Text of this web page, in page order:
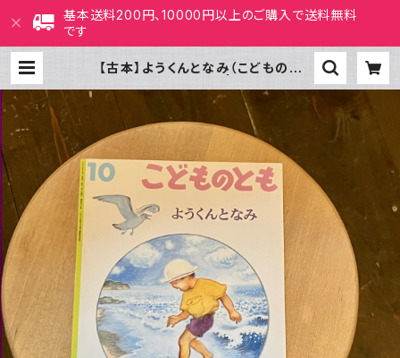
基本送料200円、10000円以上のご購入で送料無料
です
【古本】ようくんとなみ（こどものと
田辺 絵本・新刊本・古本